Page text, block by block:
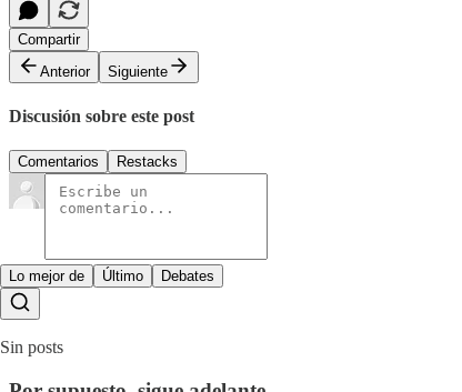
Compartir
Anterior
Siguiente
Discusión sobre este post
Comentarios Restacks
Lo mejor de Último Debates
Sin posts